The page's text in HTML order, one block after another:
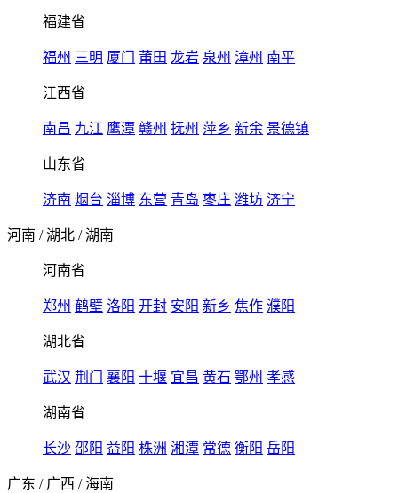
福建省
福州 三明 厦门 莆田 龙岩 泉州 漳州 南平
江西省
南昌 九江 鹰潭 赣州 抚州 萍乡 新余 景德镇
山东省
济南 烟台 淄博 东营 青岛 枣庄 潍坊 济宁
河南 /湖北 /湖南
河南省
郑州 鹤壁 洛阳 开封 安阳 新乡 焦作 濮阳
湖北省
武汉 荆门 襄阳 十堰 宜昌 黄石 鄂州 孝感
湖南省
长沙 邵阳 益阳 株洲 湘潭 常德 衡阳 岳阳
广东 / 广西 / 海南